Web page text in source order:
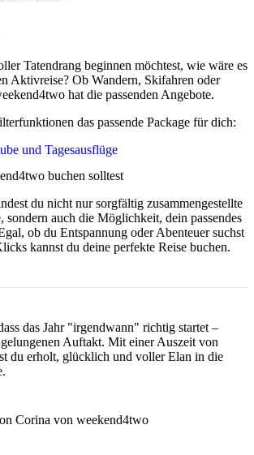
Tatendrang beginnen möchtest, wie wäre es
Aktivreise? Ob Wandern, Skifahren oder
hat die passenden Angebote.
das passende Package für dich:
und Tagesausflüge
buchen solltest
du nicht nur sorgfältig zusammengestellte
sondern auch die Möglichkeit, dein passendes
ob du Entspannung oder Abenteuer suchst
kannst du deine perfekte Reise buchen.
das Jahr "irgendwann" richtig startet –
Auftakt. Mit einer Auszeit von
du erholt, glücklich und voller Elan in die
Corina von weekend4two